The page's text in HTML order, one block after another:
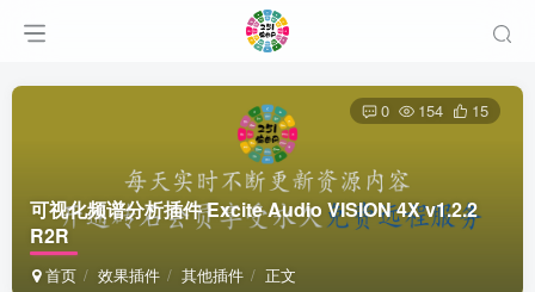
可视化频谱分析插件 Excite Audio VISION 4X v1.2.2
R2R
首页 效果插件 其他插件 正文
0 154 15